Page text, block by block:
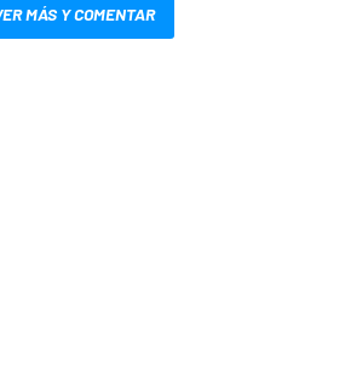
MÁS Y COMENTAR